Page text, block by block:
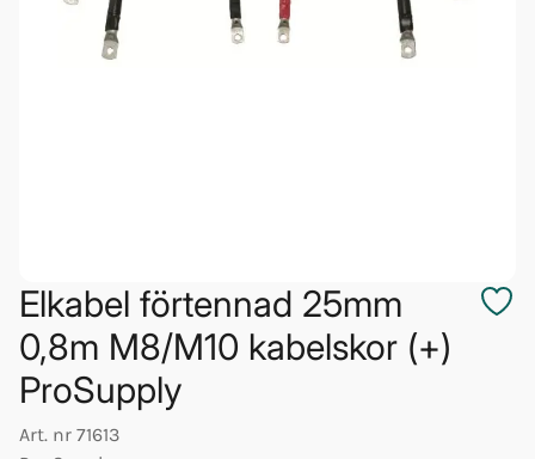
Elkabel förtennad 25mm
0,8m M8/M10 kabelskor (+)
ProSupply
Art. nr 71613